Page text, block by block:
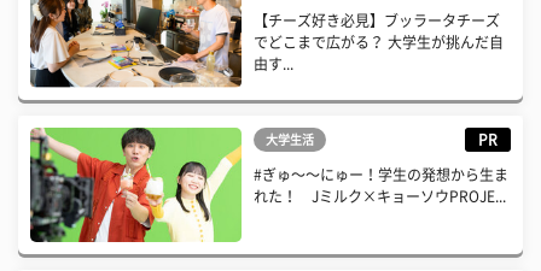
【チーズ好き必見】ブッラータチーズ
でどこまで広がる？ 大学生が挑んだ自
由す...
大学生活 PR
#ぎゅ〜〜にゅー！学生の発想から生ま
れた！ Jミルク×キョーソウPROJE...